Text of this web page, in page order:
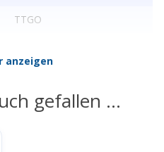
TTGO
anzeigen
gefallen …